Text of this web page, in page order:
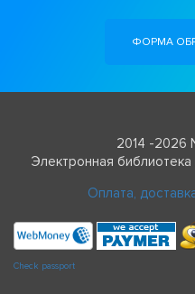
ФОРМА
2014 -2026
Электронная
Оплата,
Check passport